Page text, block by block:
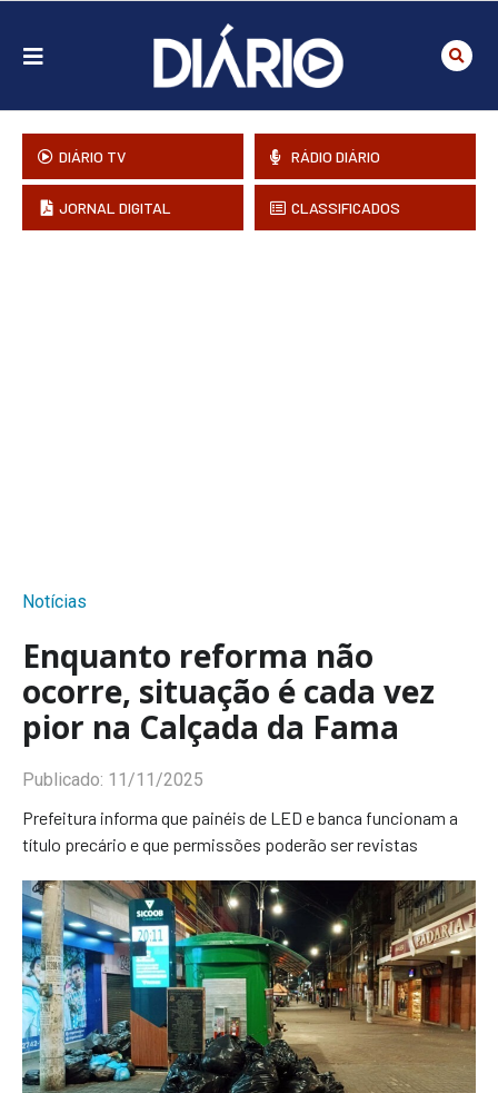
DIÁRIO TV RÁDIO DIÁRIO
JORNAL DIGITAL CLASSIFICADOS
Notícias
Enquanto reforma não
ocorre, situação é cada vez
pior na Calçada da Fama
Publicado: 11/11/2025
Prefeitura informa que painéis de LED e banca funcionam a
título precário e que permissões poderão ser revistas